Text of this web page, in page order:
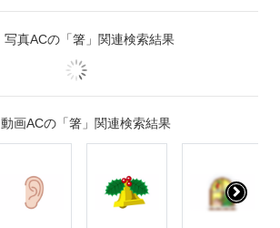
写真ACの「箸」関連検索結果
動画ACの「箸」関連検索結果